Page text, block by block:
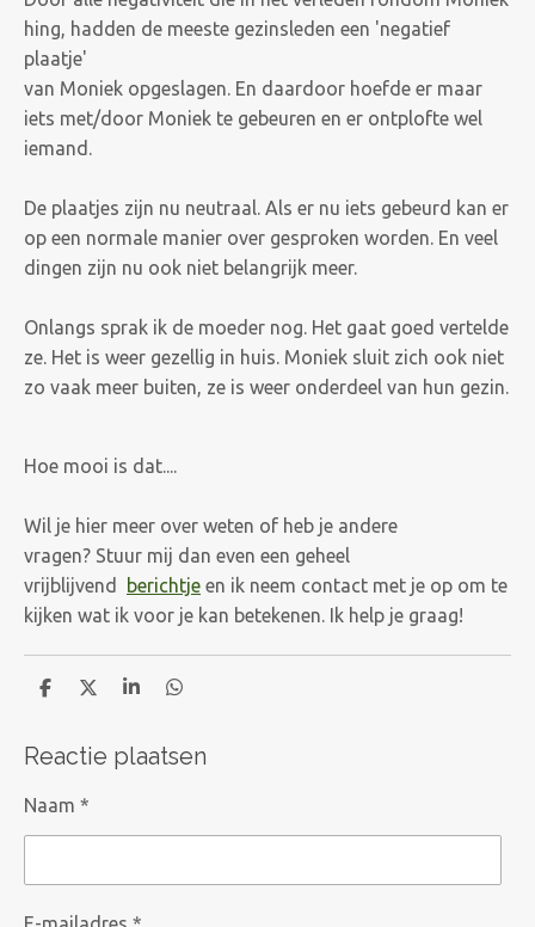
hing, hadden de meeste gezinsleden een 'negatief
plaatje'
van Moniek opgeslagen. En daardoor hoefde er maar
iets met/door Moniek te gebeuren en er ontplofte wel
iemand.
De plaatjes zijn nu neutraal. Als er nu iets gebeurd kan er
op een normale manier over gesproken worden. En veel
dingen zijn nu ook niet belangrijk meer.
Onlangs sprak ik de moeder nog. Het gaat goed vertelde
ze. Het is weer gezellig in huis. Moniek sluit zich ook niet
zo vaak meer buiten, ze is weer onderdeel van hun gezin.
Hoe mooi is dat....
Wil je hier meer over weten of heb je andere
vragen? Stuur mij dan even een geheel
vrijblijvend
berichtje en ik neem contact met je op om te
kijken wat ik voor je kan betekenen. Ik help je graag!
D
e
D
l
S
r
D
e
Reactie plaatsen
Naam *